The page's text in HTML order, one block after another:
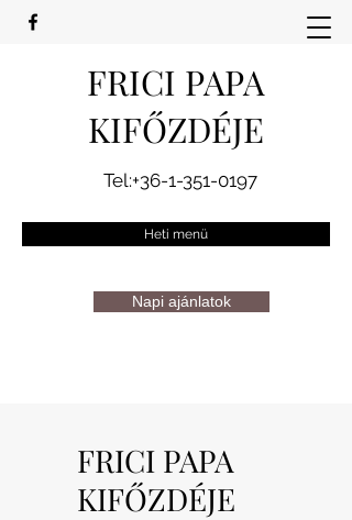
FRICI PAPA
KIFŐZDÉJE
Tel:+36-1-351-0197
Heti menü
Napi ajánlatok
FRICI PAPA
KIFŐZDÉJE